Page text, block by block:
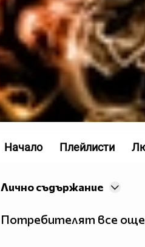
Лично съдържание
Потребителят все още
Начало Плейлисти